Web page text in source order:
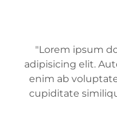
"Lorem ipsum
adipisicing elit.
enim ab
cupiditate